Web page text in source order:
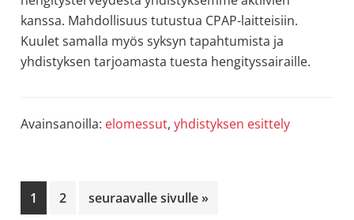
kanssa. Mahdollisuus tutustua CPAP-laitteisiin.
Kuulet samalla myös syksyn tapahtumista ja
yhdistyksen tarjoamasta tuesta hengityssairaille.
Avainsanoilla: elomessut, yhdistyksen esittely
Sivu
1 Sivu
2 Siirry
seuraavalle sivulle »